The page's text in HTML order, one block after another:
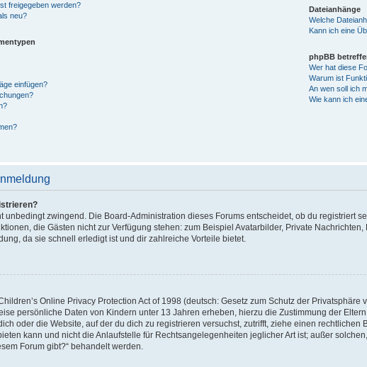
freigegeben werden?
neu?
einfügen?
Dateianhänge
Welche
Kann ich eine
phpBB
Wer hat diese
Warum ist
An wen soll ich
Wie kann ich
unbedingt zwingend. Die Board-Administration dieses Forums entscheidet, ob du registriert
die Gästen nicht zur Verfügung stehen: zum Beispiel Avatarbilder, Private
da sie schnell erledigt ist und dir zahlreiche Vorteile bietet.
Online Privacy Protection Act of 1998 (deutsch: Gesetz zum Schutz der
persönliche Daten von Kindern unter 13 Jahren erheben, hierzu die Zustimmung der
oder die Website, auf der du dich zu registrieren versuchst, zutrifft, ziehe einen
kann und nicht die Anlaufstelle für Rechtsangelegenheiten jeglicher Art ist; außer
Forum gibt?“ behandelt werden.